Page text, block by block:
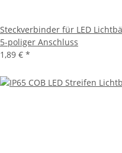
Steckverbinder für LED
5-poliger Anschluss
1,89 € *